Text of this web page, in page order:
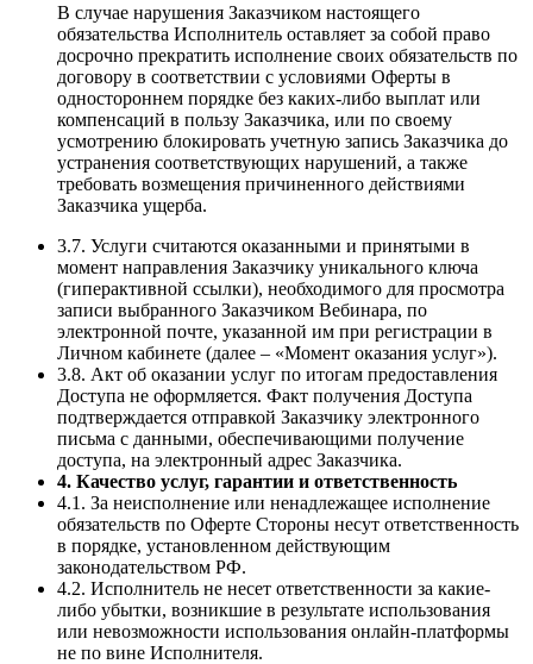
В случае нарушения Заказчиком настоящего
обязательства Исполнитель оставляет за собой право
досрочно прекратить исполнение своих обязательств по
договору в соответствии с условиями Оферты в
одностороннем порядке без каких-либо выплат или
компенсаций в пользу Заказчика, или по своему
усмотрению блокировать учетную запись Заказчика до
устранения соответствующих нарушений, а также
требовать возмещения причиненного действиями
Заказчика ущерба.
3.7. Услуги считаются оказанными и принятыми в
момент направления Заказчику уникального ключа
(гиперактивной ссылки), необходимого для просмотра
записи выбранного Заказчиком Вебинара, по
электронной почте, указанной им при регистрации в
Личном кабинете (далее – «Момент оказания услуг»).
3.8. Акт об оказании услуг по итогам предоставления
Доступа не оформляется. Факт получения Доступа
подтверждается отправкой Заказчику электронного
письма с данными, обеспечивающими получение
доступа, на электронный адрес Заказчика.
4. Качество услуг, гарантии и ответственность
4.1. За неисполнение или ненадлежащее исполнение
обязательств по Оферте Стороны несут ответственность
в порядке, установленном действующим
законодательством РФ.
4.2. Исполнитель не несет ответственности за какие-
либо убытки, возникшие в результате использования
или невозможности использования онлайн-платформы
не по вине Исполнителя.